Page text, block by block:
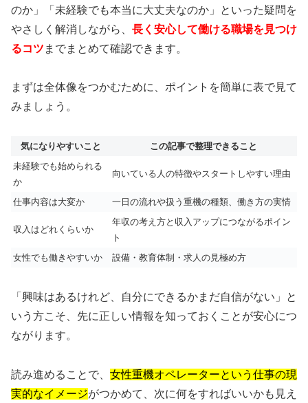
のか」「未経験でも本当に大丈夫なのか」といった疑問を
やさしく解消しながら、 長く安心して働ける職場を見つけ
るコツ までまとめて確認できます。
まずは全体像をつかむために、ポイントを簡単に表で見て
みましょう。
気になりやすいこと
この記事で整理できること
未経験でも始められる
か
向いている人の特徴やスタートしやすい理由
仕事内容は大変か 一日の流れや扱う重機の種類、働き方の実情
収入はどれくらいか
年収の考え方と収入アップにつながるポイン
ト
女性でも働きやすいか
設備・教育体制・求人の見極め方
「興味はあるけれど、自分にできるかまだ自信がない」と
いう方こそ、先に正しい情報を知っておくことが安心につ
ながります。
読み進めることで、 女性重機オペレーターという仕事の現
実的なイメージがつかめて、次に何をすればいいかも見え